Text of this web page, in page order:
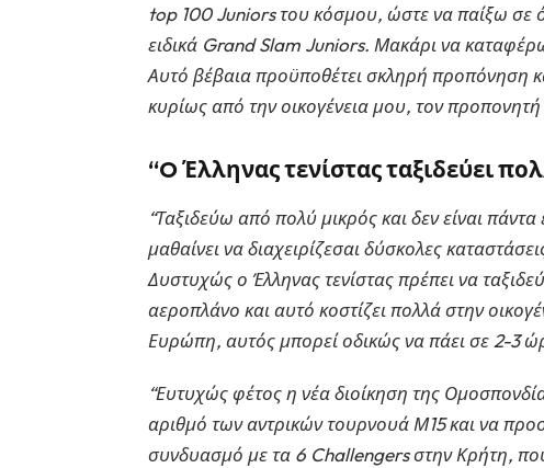
top 100 Juniors του κόσμου, ώστε να παίξω
ειδικά Grand Slam Juniors. Μακάρι να
Αυτό βέβαια προϋποθέτει σκληρή προπόνηση
κυρίως από την οικογένεια μου, τον
“O Έλληνας τενίστας ταξιδεύει
“Ταξιδεύω από πολύ μικρός και δεν είναι
μαθαίνει να διαχειρίζεσαι δύσκολες
Δυστυχώς ο Έλληνας τενίστας πρέπει να
αεροπλάνο και αυτό κοστίζει πολλά στην
Ευρώπη, αυτός μπορεί οδικώς να πάει σε 2-3
“Ευτυχώς φέτος η νέα διοίκηση της
αριθμό των αντρικών τουρνουά Μ15 και να
συνδυασμό με τα 6 Challengers στην Κρήτη,